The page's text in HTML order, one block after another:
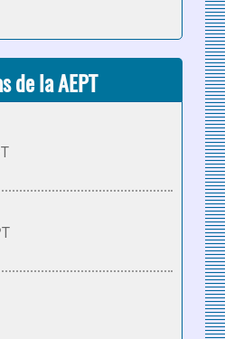
de la AEPT